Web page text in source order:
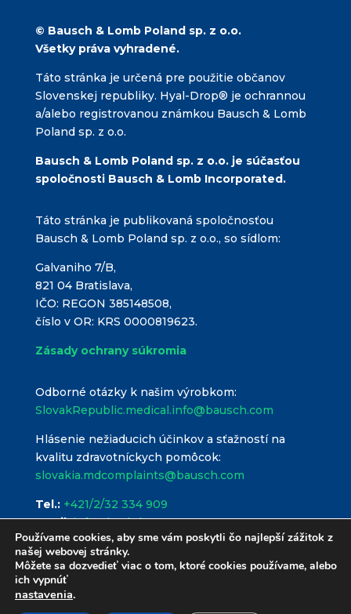
b
o
o
k
© Bausch & Lomb Poland sp. z o.o.
Všetky práva vyhradené.
Táto stránka je určená pre použitie občanov
Slovenskej republiky. Hyal-Drop® je ochrannou
a/alebo registrovanou známkou Bausch & Lomb
Poland sp. z o.o.
Bausch & Lomb Poland sp. z o.o. je súčasťou
spoločnosti Bausch & Lomb Incorporated.
Táto stránka je publikovaná spoločnosťou
Bausch & Lomb Poland sp. z o.o., so sídlom:
Galvaniho 7/B,
821 04 Bratislava,
IČO: REGON 385148508,
číslo v OR: KRS 0000819623.
Zásady ochrany súkromia
Odborné otázky k našim výrobkom:
SlovakRepublic.medical.info@bausch.com
Hlásenie nežiaducich účinkov a sťažností na
kvalitu zdravotníckych pomôcok:
slovakia.mdcomplaints@bausch.com
Tel.: +421/2/32 334 909
Email: info@hyal.sk
Používame cookies, aby sme vám poskytli čo najlepší zážitok z
našej webovej stránky.
Môžete sa dozvedieť viac o tom, ktoré cookies používame, alebo
ich vypnúť
nastavenia.